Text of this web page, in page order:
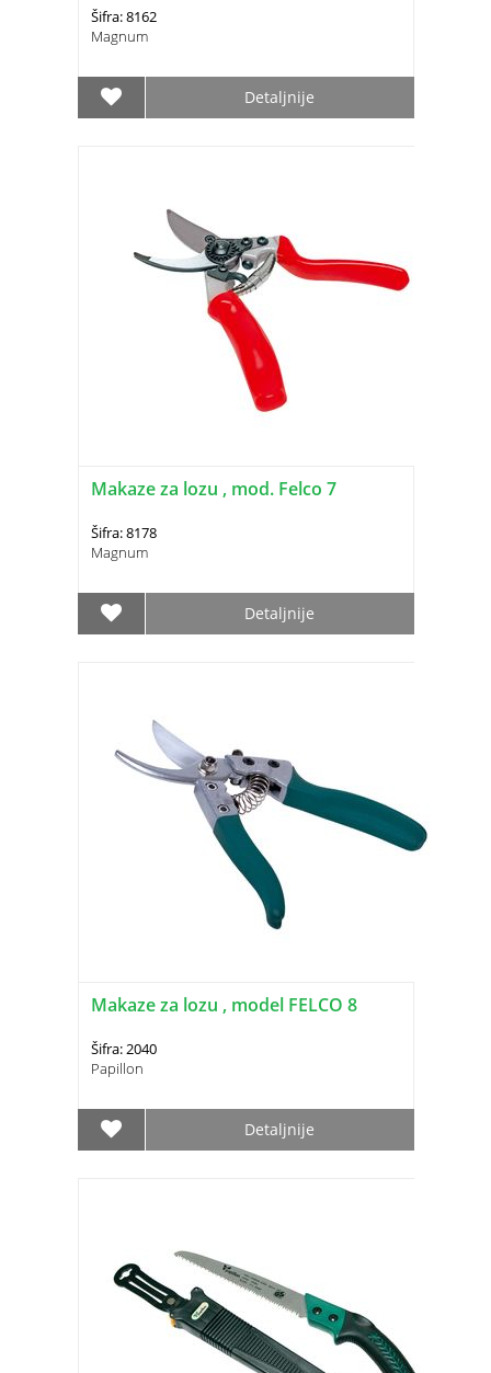
Šifra: 8162
Magnum
Detaljnije
Makaze za lozu , mod. Felco 7
Šifra: 8178
Magnum
Detaljnije
Makaze za lozu , model FELCO 8
Šifra: 2040
Papillon
Detaljnije